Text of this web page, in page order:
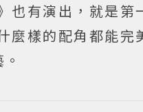
也有演出，就是第
麼樣的配角都能完